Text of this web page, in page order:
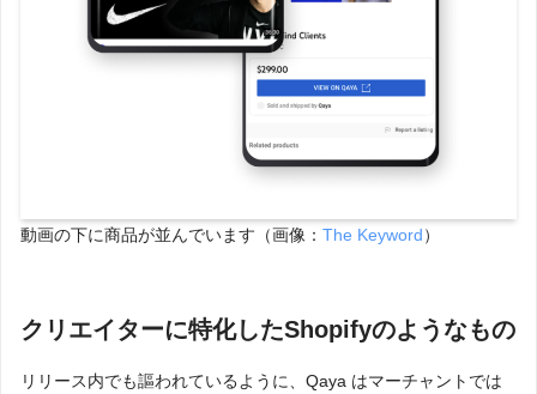
動画の下に商品が並んでいます（画像： The Keyword）
クリエイターに特化したShopifyのようなもの
リリース内でも謳われているように、Qaya はマーチャントでは